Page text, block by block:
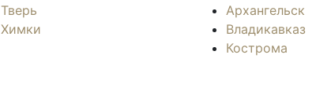
Тверь
Химки
Архангельск
Владикавказ
Кострома